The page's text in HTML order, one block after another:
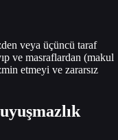
veya üçüncü taraf
ve masraflardan (makul
etmeyi ve zararsız